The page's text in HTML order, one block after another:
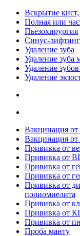
Вскрытие
Полная или
Пьезохирургия
Синус-лифтинг
Удаление зуба
Удаление зуба
Удаление
Удаление
Вакцинация от
Вакцинация от
Прививка от
Прививка от
Прививка от
Прививка от
Прививка от
полиомиелита
Прививка от
Прививка от
Прививка от
Проба манту